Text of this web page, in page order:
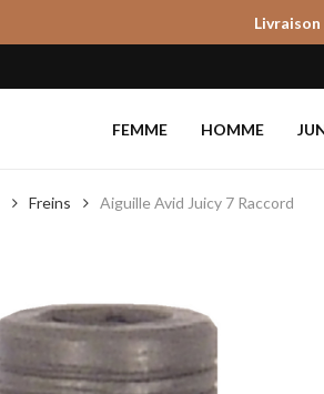
FEMME HOMME
Freins Aiguille Avid Juicy 7 Raccord